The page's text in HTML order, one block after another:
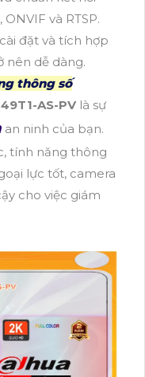
và RTSP.
đặt và tích hợp
nên dễ dàng.
thông số
AS-PV là sự
an ninh của bạn.
tính năng thông
lực tốt, camera
cho việc giám